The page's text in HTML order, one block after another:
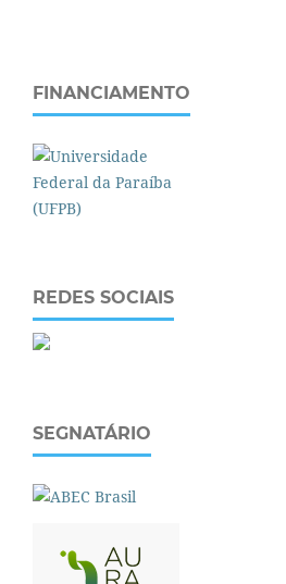
FINANCIAMENTO
REDES SOCIAIS
SEGNATÁRIO